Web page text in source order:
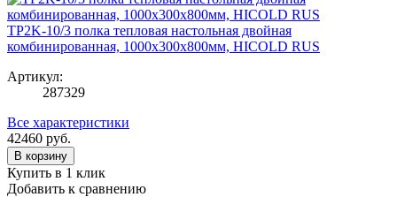
TP2K-10/3 полка тепловая настольная двойная
комбинированная, 1000х300х800мм, HICOLD RUS
Артикул:
287329
Все характеристики
42460 руб.
В корзину
Купить в 1 клик
Добавить к сравнению